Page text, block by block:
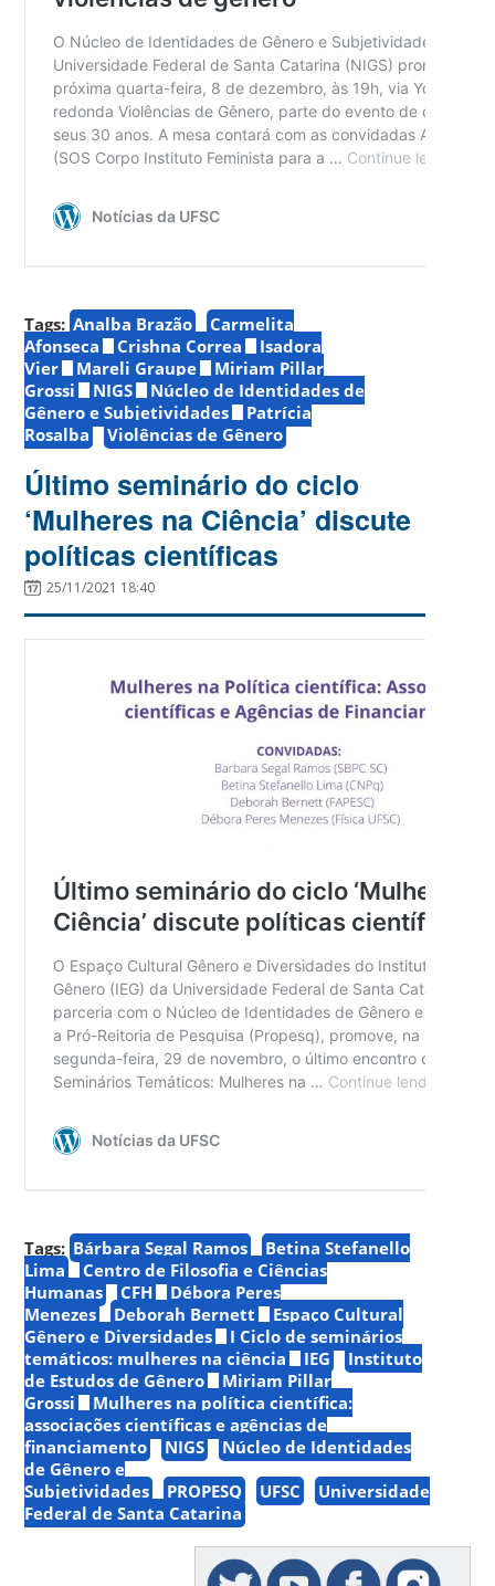
Tags: Analba Brazão
Carmelita
Afonseca
Crishna Correa
Isadora
Vier
Mareli Graupe
Miriam Pillar
Grossi
NIGS
Núcleo de Identidades de
Gênero e Subjetividades
Patrícia
Rosalba
Violências de Gênero
Último seminário do ciclo
‘Mulheres na Ciência’ discute
políticas científicas
25/11/2021 18:40
Tags: Bárbara Segal Ramos
Betina Stefanello
Lima
Centro de Filosofia e Ciências
Humanas
CFH
Débora Peres
Menezes
Deborah Bernett
Espaço Cultural
Gênero e Diversidades
I Ciclo de seminários
temáticos: mulheres na ciência
IEG
Instituto
de Estudos de Gênero
Miriam Pillar
Grossi
Mulheres na política científica:
associações científicas e agências de
financiamento
NIGS
Núcleo de Identidades
de Gênero e
Subjetividades
PROPESQ UFSC
Universidade
Federal de Santa Catarina